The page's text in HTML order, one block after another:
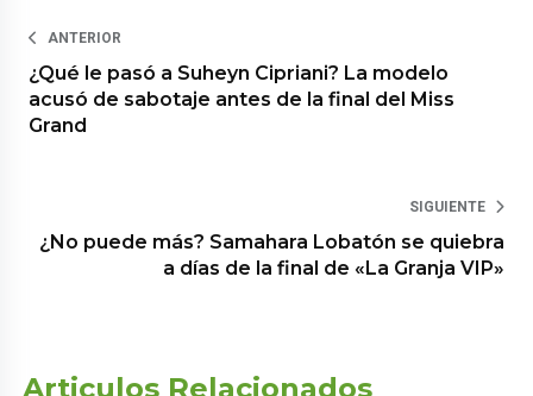
ANTERIOR
¿Qué le pasó a Suheyn Cipriani? La modelo
acusó de sabotaje antes de la final del Miss
Grand
SIGUIENTE
¿No puede más? Samahara Lobatón se quiebra
a días de la final de «La Granja VIP»
Articulos Relacionados